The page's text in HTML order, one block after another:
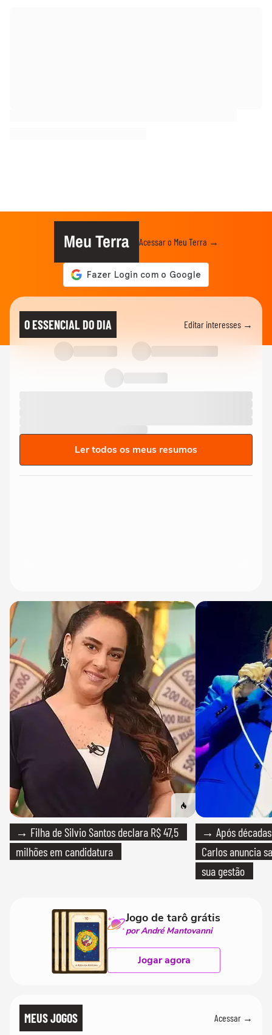
Meu Terra Acessar o Meu Terra →
O ESSENCIAL DO DIA Editar interesses →
Ler todos os meus resumos
→ Filha de Silvio Santos declara R$ 47,5
milhões em candidatura
→ Após
Carlos anuncia
sua gestão
Jogo de tarô grátis
por André Mantovanni
Jogar agora
MEUS JOGOS Acessar →